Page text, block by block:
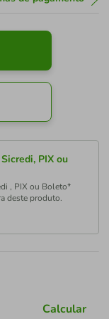
PIX ou
, PIX ou Boleto*
deste produto.
Calcular